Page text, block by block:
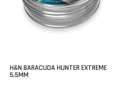
H&N BARACUDA HUNTER EXTREME
5,5MM